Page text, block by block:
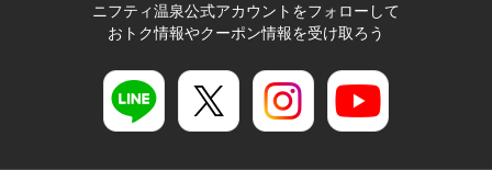
ニフティ温泉公式アカウントをフォローして
おトク情報やクーポン情報を受け取ろう